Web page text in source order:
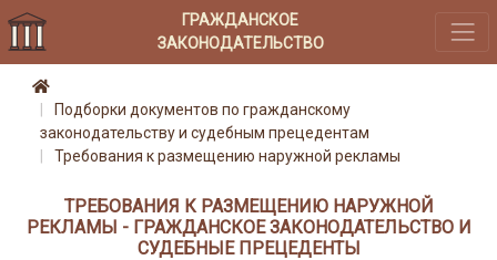
ГРАЖДАНСКОЕ
ЗАКОНОДАТЕЛЬСТВО
Подборки документов по гражданскому
законодательству и судебным прецедентам
Требования к размещению наружной рекламы
ТРЕБОВАНИЯ К РАЗМЕЩЕНИЮ НАРУЖНОЙ
РЕКЛАМЫ - ГРАЖДАНСКОЕ ЗАКОНОДАТЕЛЬСТВО И
СУДЕБНЫЕ ПРЕЦЕДЕНТЫ